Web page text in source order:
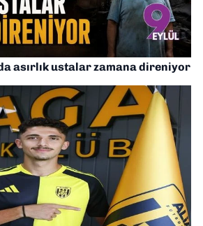
asırlık ustalar zamana direniyor